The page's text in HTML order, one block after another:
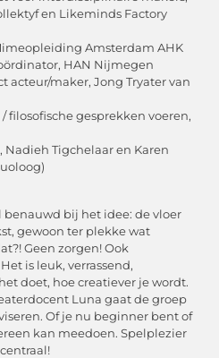
en Likeminds Factory
Amsterdam AHK
HAN Nijmegen
acteur/maker, Jong Tryater van
filosofische gesprekken voeren,
Nadieh Tigchelaar en Karen
bij het idee: de vloer
gewoon ter plekke wat
Geen zorgen! Ook
is leuk, verrassend,
doet, hoe creatiever je wordt.
Luna gaat de groep
Of je nu beginner bent of
kan meedoen. Spelplezier